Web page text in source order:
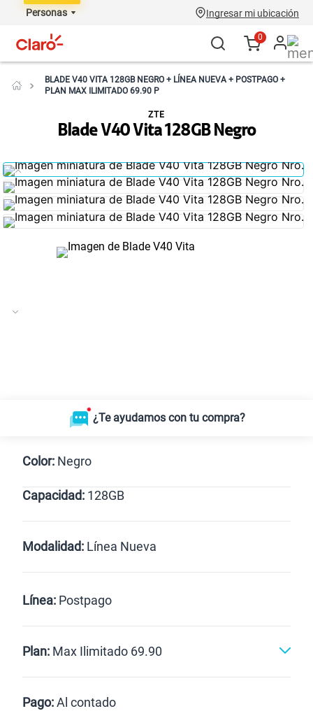
Personas Ingresar mi ubicación
0
BLADE V40 VITA 128GB NEGRO + LÍNEA NUEVA + POSTPAGO +
PLAN MAX ILIMITADO 69.90 P
Blade V40 Vita 128GB Negro
ZTE
¿Te ayudamos con tu compra?
Color: Negro
Capacidad: 128GB
128GB
Modalidad: Línea Nueva
Renovación Celular liberado
Línea: Postpago
Postpago
Plan: Max Ilimitado 69.90
Pago:Al contado